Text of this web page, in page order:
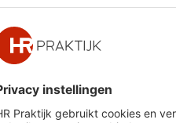
goede verklaring voor is.
adequate verklaring”,
van dit geval
inlening van de